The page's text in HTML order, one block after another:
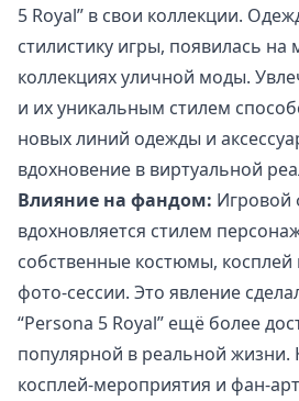
5 Royal” в свои коллекции.
стилистику игры, появилась на
коллекциях уличной моды.
и их уникальным стилем
новых линий одежды и
вдохновение в виртуальной
Влияние на фандом: Игровой
вдохновляется стилем
собственные костюмы,
фото-сессии. Это явление
“Persona 5 Royal” ещё более
популярной в реальной жизни.
косплей-мероприятия и фан-